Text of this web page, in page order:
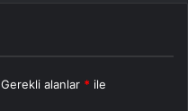
Gerekli alanlar * ile